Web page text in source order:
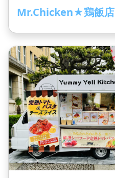
Mr.Chicken★鶏飯店